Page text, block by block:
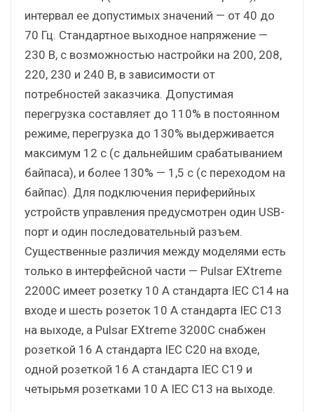
интервал ее допустимых значений — от 40 до
70 Гц. Стандартное выходное напряжение —
230 В, с возможностью настройки на 200, 208,
220, 230 и 240 В, в зависимости от
потребностей заказчика. Допустимая
перегрузка составляет до 110% в постоянном
режиме, перегрузка до 130% выдерживается
максимум 12 с (с дальнейшим срабатыванием
байпаса), и более 130% — 1,5 с (с переходом на
байпас). Для подключения периферийных
устройств управления предусмотрен один USB-
порт и один последовательный разъем.
Существенные различия между моделями есть
только в интерфейсной части — Pulsar EXtreme
2200C имеет розетку 10 A стандарта IEC C14 на
входе и шесть розеток 10 A стандарта IEC C13
на выходе, а Pulsar EXtreme 3200C снабжен
розеткой 16 A стандарта IEC C20 на входе,
одной розеткой 16 A стандарта IEC C19 и
четырьмя розетками 10 A IEC C13 на выходе.